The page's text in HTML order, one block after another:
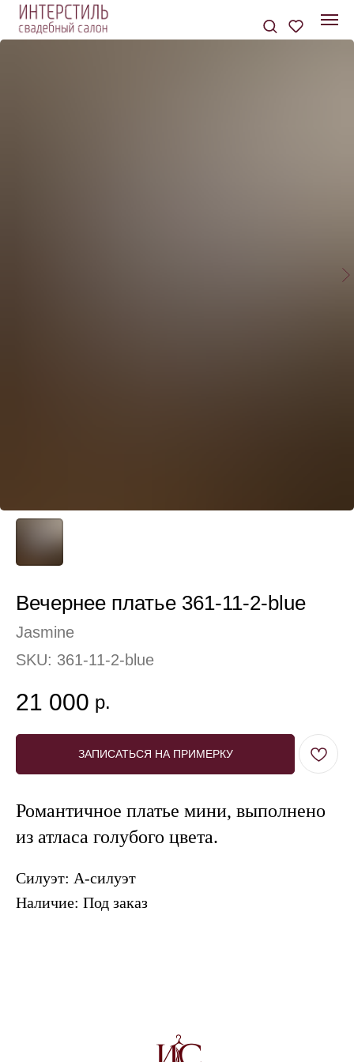
Вечернее платье 361-11-2-blue
Jasmine
SKU: 361-11-2-blue
21 000 р.
ЗАПИСАТЬСЯ НА ПРИМЕРКУ
Романтичное платье мини, выполнено
из атласа голубого цвета.
Силуэт: А-силуэт
Наличие: Под заказ